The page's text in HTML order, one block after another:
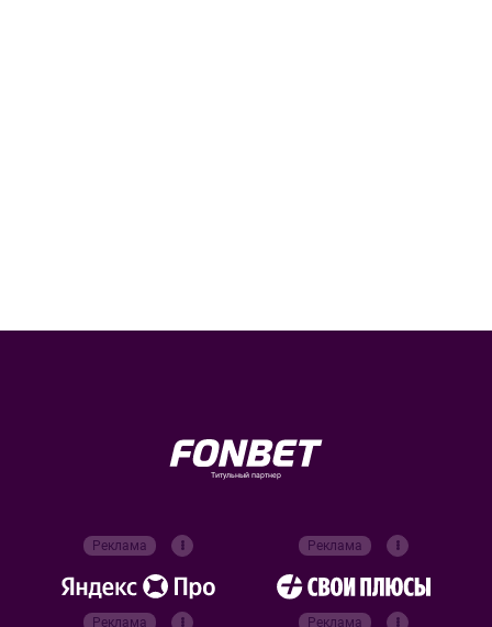
Титульный партнер
Реклама Реклама
Реклама Реклама